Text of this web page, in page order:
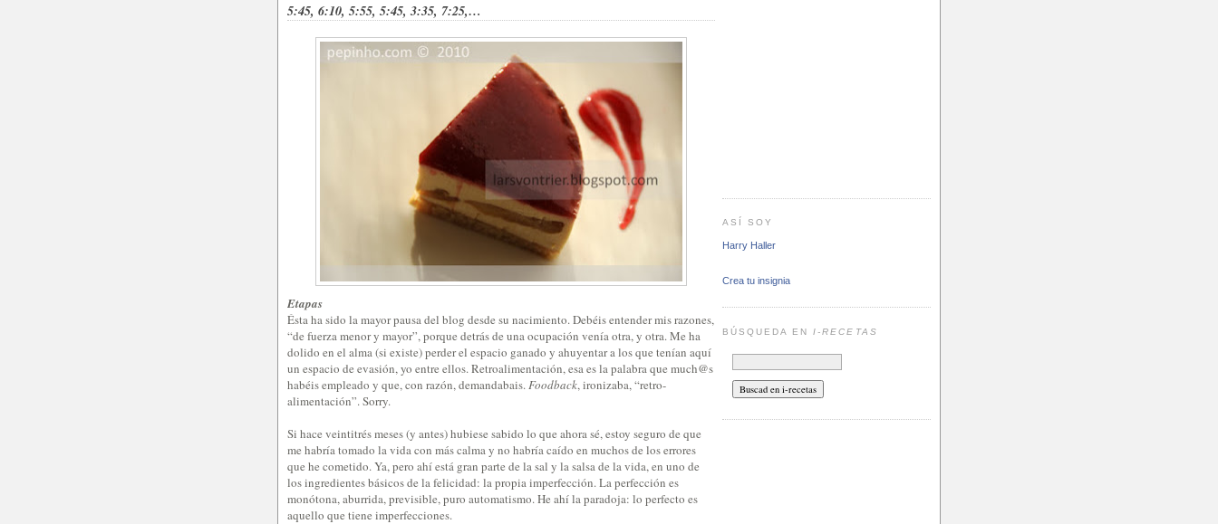
5:45, 6:10, 5:55, 5:45, 3:35, 7:25,…
Etapas
Ésta ha sido la mayor pausa del blog desde su nacimiento. Debéis entender mis razones,
“de fuerza menor y mayor”, porque detrás de una ocupación venía otra, y otra. Me ha
dolido en el alma (si existe) perder el espacio ganado y ahuyentar a los que tenían aquí
un espacio de evasión, yo entre ellos. Retroalimentación, esa es la palabra que much@s
habéis empleado y que, con razón, demandabais.Foodback, ironizaba, “retro-
alimentación”. Sorry.
Si hace veintitrés meses (y antes) hubiese sabido lo que ahora sé, estoy seguro de que
me habría tomado la vida con más calma y no habría caído en muchos de los errores
que he cometido. Ya, pero ahí está gran parte de la sal y la salsa de la vida, en uno de
los ingredientes básicos de la felicidad: la propia imperfección. La perfección es
monótona, aburrida, previsible, puro automatismo. He ahí la paradoja: lo perfecto es
aquello que tiene imperfecciones.
ASÍ SOY
Harry Haller
Crea tu insignia
BÚSQUEDA ENI-RECETAS